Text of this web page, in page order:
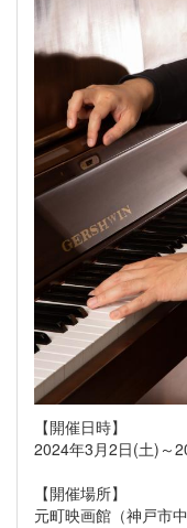
【開催日時】
2024年3月2日(土)～
【開催場所】
元町映画館（神戸市